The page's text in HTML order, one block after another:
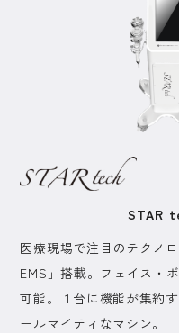
STAR
医療現場で注目のテクノ
EMS」搭載。フェイス・
可能。１台に機能が集約
ールマイティなマシン。